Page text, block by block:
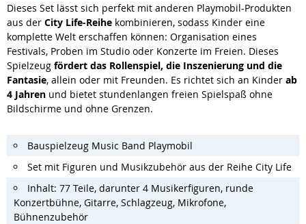
Dieses Set lässt sich perfekt mit anderen Playmobil-Produkten
aus der City Life-Reihe kombinieren, sodass Kinder eine
komplette Welt erschaffen können: Organisation eines
Festivals, Proben im Studio oder Konzerte im Freien. Dieses
Spielzeug fördert das Rollenspiel, die Inszenierung und die
Fantasie, allein oder mit Freunden. Es richtet sich an Kinder ab
4 Jahren und bietet stundenlangen freien Spielspaß ohne
Bildschirme und ohne Grenzen.
Bauspielzeug Music Band Playmobil
Set mit Figuren und Musikzubehör aus der Reihe City Life
Inhalt: 77 Teile, darunter 4 Musikerfiguren, runde
Konzertbühne, Gitarre, Schlagzeug, Mikrofone,
Bühnenzubehör